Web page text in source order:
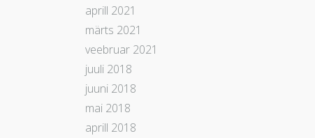
aprill 2021
märts 2021
veebruar 2021
juuli 2018
juuni 2018
mai 2018
aprill 2018